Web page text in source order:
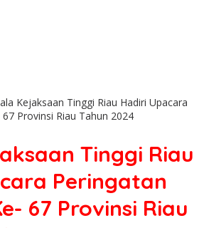
Kejaksaan Tinggi Riau Hadiri Upacara
Provinsi Riau Tahun 2024
Tinggi Riau
Peringatan
67 Provinsi Riau